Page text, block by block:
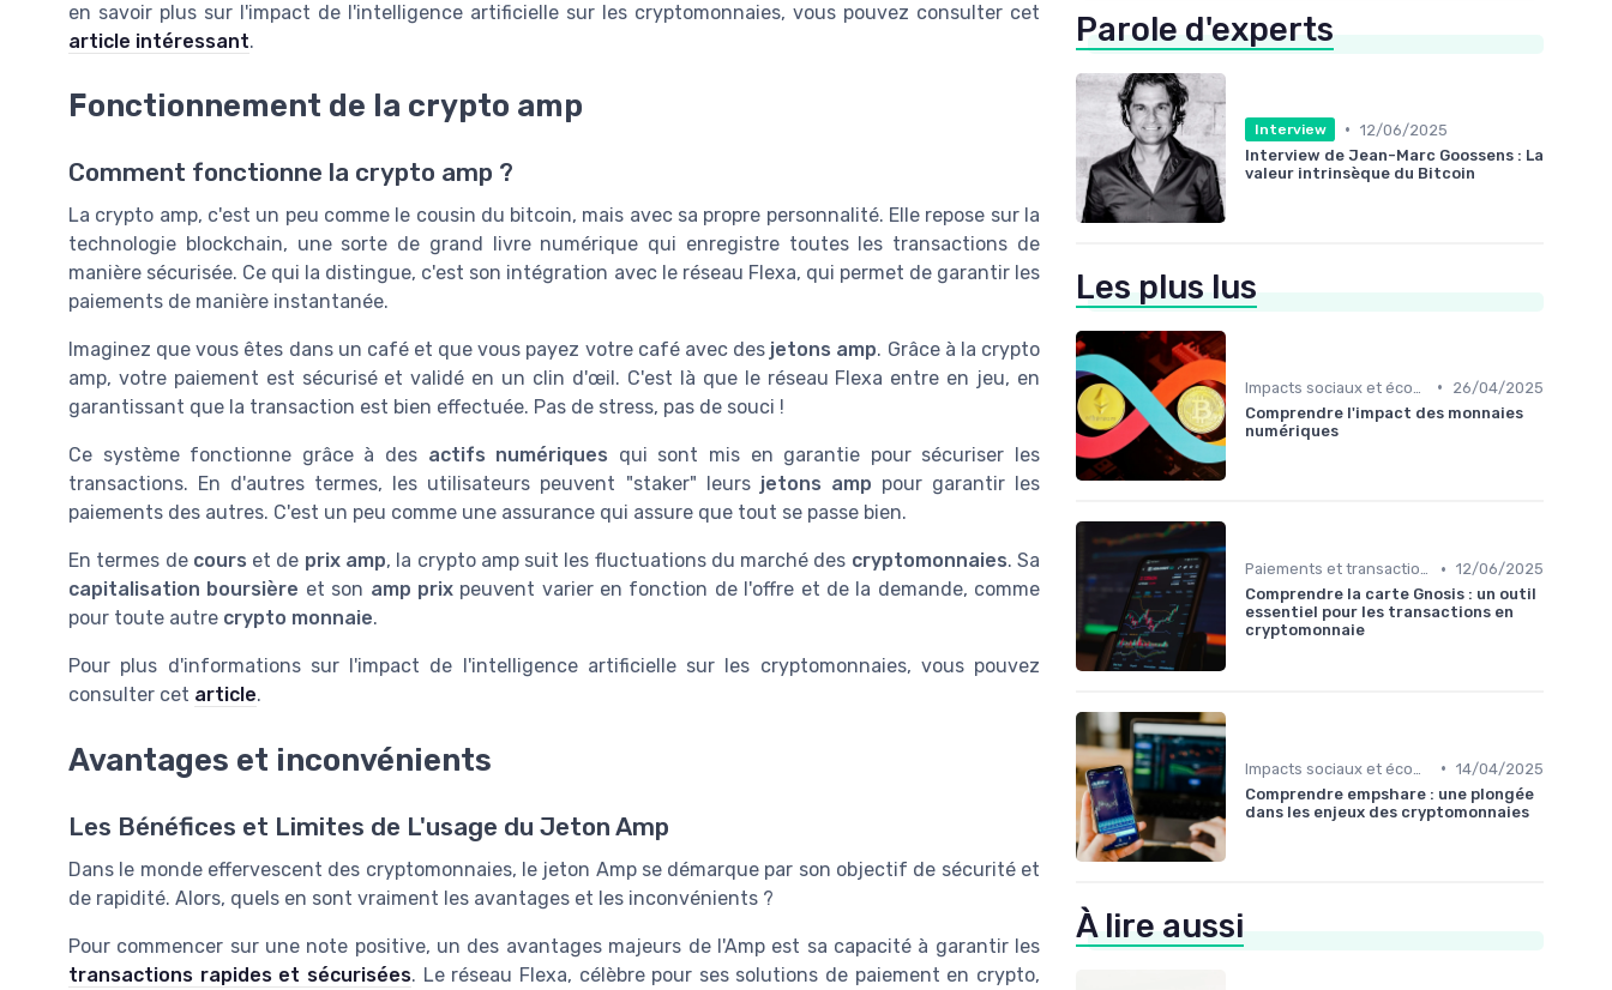
en savoir plus sur l'impact de l'intelligence artificielle sur les cryptomonnaies, vous pouvez consulter cet
article intéressant.
Fonctionnement de la crypto amp
Comment fonctionne la crypto amp ?
La crypto amp, c'est un peu comme le cousin du bitcoin, mais avec sa propre personnalité. Elle repose sur la
technologie blockchain, une sorte de grand livre numérique qui enregistre toutes les transactions de
manière sécurisée. Ce qui la distingue, c'est son intégration avec le réseau Flexa, qui permet de garantir les
paiements de manière instantanée.
Imaginez que vous êtes dans un café et que vous payez votre café avec des jetons amp. Grâce à la crypto
amp, votre paiement est sécurisé et validé en un clin d'œil. C'est là que le réseau Flexa entre en jeu, en
garantissant que la transaction est bien effectuée. Pas de stress, pas de souci !
Ce système fonctionne grâce à des actifs numériques qui sont mis en garantie pour sécuriser les
transactions. En d'autres termes, les utilisateurs peuvent "staker" leurs jetons amp pour garantir les
paiements des autres. C'est un peu comme une assurance qui assure que tout se passe bien.
En termes de cours et de prix amp, la crypto amp suit les fluctuations du marché des cryptomonnaies. Sa
capitalisation boursière et son amp prixpeuvent varier en fonction de l'offre et de la demande, comme
pour toute autre crypto monnaie.
Pour plus d'informations sur l'impact de l'intelligence artificielle sur les cryptomonnaies, vous pouvez
consulter cet article.
Avantages et inconvénients
Les Bénéfices et Limites de L'usage du Jeton Amp
Dans le monde effervescent des cryptomonnaies, le jeton Amp se démarque par son objectif de sécurité et
de rapidité. Alors, quels en sont vraiment les avantages et les inconvénients ?
Pour commencer sur une note positive, un des avantages majeurs de l'Amp est sa capacité à garantir les
transactions rapides et sécurisées. Le réseau Flexa, célèbre pour ses solutions de paiement en crypto,
Parole d'experts
Interview • 12/06/2025
Interview de Jean-Marc Goossens : La
valeur intrinsèque du Bitcoin
Les plus lus
•
26/04/2025
Comprendre l'impact des monnaies
numériques
Paiements et transactions • 12/06/2025
Comprendre la carte Gnosis : un outil
essentiel pour les transactions en
cryptomonnaie
• 14/04/2025
Comprendre empshare : une plongée
dans les enjeux des cryptomonnaies
À lire aussi